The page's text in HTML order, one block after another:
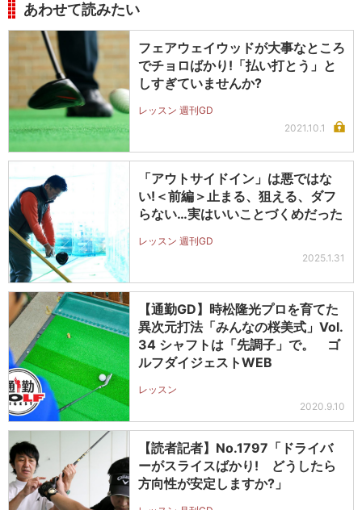
あわせて読みたい
フェアウェイウッドが大事なところ
でチョロばかり!「払い打とう」と
しすぎていませんか?
レッスン 週刊GD
2021.10.1
「アウトサイドイン」は悪ではな
い!＜前編＞止まる、狙える、ダフ
らない…実はいいことづくめだった
レッスン 週刊GD
2025.1.31
【通勤GD】時松隆光プロを育てた
異次元打法「みんなの桜美式」Vol.
34 シャフトは「先調子」で。 ゴ
ルフダイジェストWEB
レッスン
2020.9.10
【読者記者】No.1797「ドライバ
ーがスライスばかり! どうしたら
方向性が安定しますか?」